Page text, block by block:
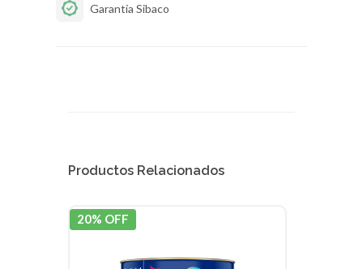
Garantía Sibaco
Productos Relacionados
20% OFF